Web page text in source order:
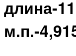
длина-
м.п.-